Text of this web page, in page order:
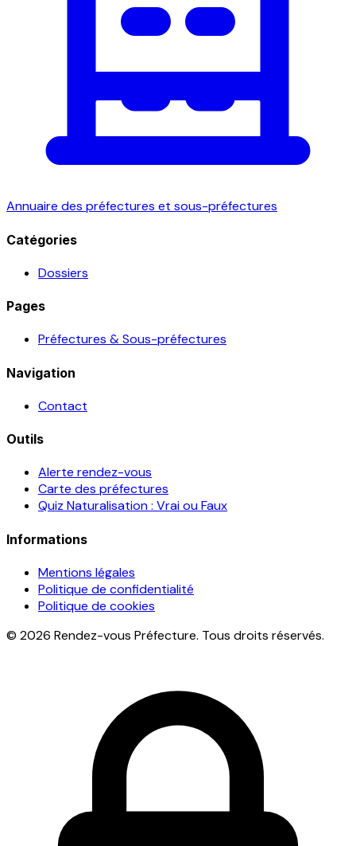
Annuaire des préfectures et sous-préfectures
Catégories
Dossiers
Pages
Préfectures & Sous-préfectures
Navigation
Contact
Outils
Alerte rendez-vous
Carte des préfectures
Quiz Naturalisation : Vrai ou Faux
Informations
Mentions légales
Politique de confidentialité
Politique de cookies
© 2026 Rendez-vous Préfecture. Tous droits réservés.